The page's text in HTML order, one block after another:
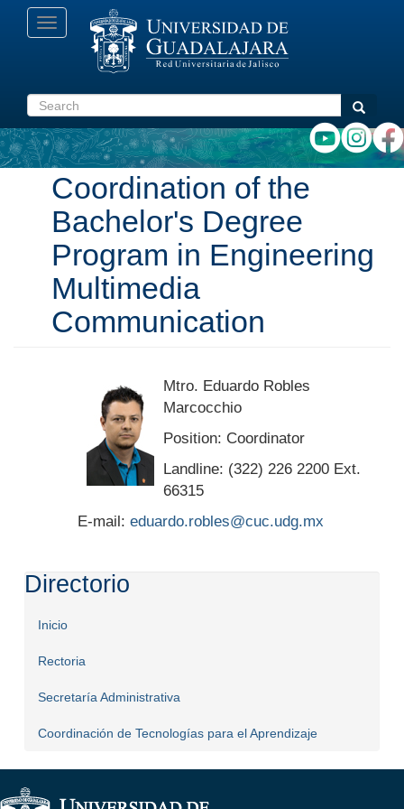
Toggle
navigation
Search Search
Coordination of the
Bachelor's Degree
Program in Engineering
Multimedia
Communication
Mtro. Eduardo Robles
Marcocchio
Position: Coordinator
Landline: (322) 226 2200 Ext.
66315
E-mail: eduardo.robles@cuc.udg.mx
Directorio
Inicio
Rectoria
Secretaría Administrativa
Coordinación de Tecnologías para el Aprendizaje